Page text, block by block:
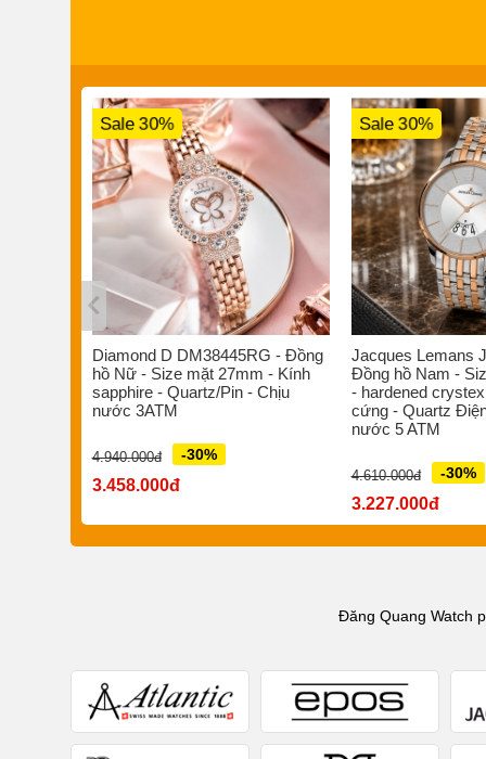
Sale 30%
Diamond D DM38445RG - Đồng
hồ Nữ - Size mặt 27mm - Kính
sapphire - Quartz/Pin - Chịu
nước 3ATM
4.940.000đ -30%
3.458.000đ
Sale 30%
Jacques Lemans
Đồng hồ Nam -
- hardened
cứng - Quartz
nước 5 ATM
4.610.000đ -30%
3.227.000đ
Đăng Quang Watch